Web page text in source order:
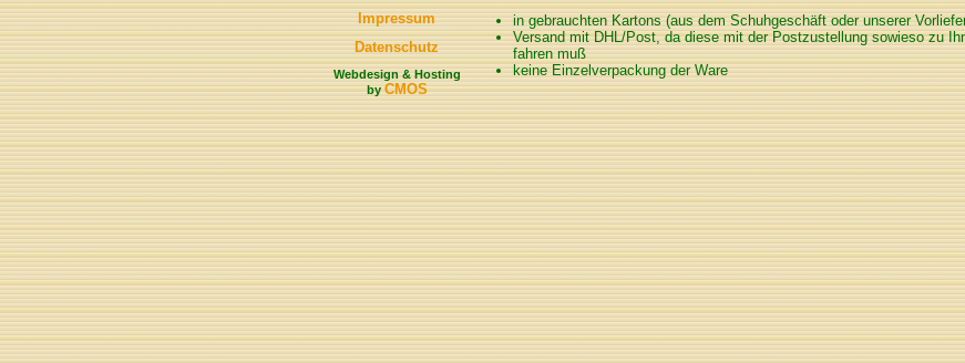
Impressum
Datenschutz
Webdesign & Hosting
byCMOS
in gebrauchten Kartons (aus dem Schuhgeschäft oder unserer
Versand mit DHL/Post, da diese mit der Postzustellung sowieso zu
fahren muß
keine Einzelverpackung der Ware